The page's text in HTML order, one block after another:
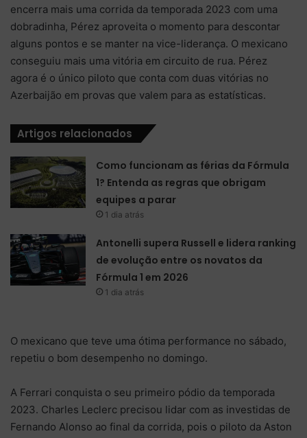
encerra mais uma corrida da temporada 2023 com uma
dobradinha, Pérez aproveita o momento para descontar
alguns pontos e se manter na vice-liderança. O mexicano
conseguiu mais uma vitória em circuito de rua. Pérez
agora é o único piloto que conta com duas vitórias no
Azerbaijão em provas que valem para as estatísticas.
Artigos relacionados
Como funcionam as férias da Fórmula
1? Entenda as regras que obrigam
equipes a parar
1 dia atrás
Antonelli supera Russell e lidera ranking
de evolução entre os novatos da
Fórmula 1 em 2026
1 dia atrás
O mexicano que teve uma ótima performance no sábado,
repetiu o bom desempenho no domingo.
A Ferrari conquista o seu primeiro pódio da temporada
2023. Charles Leclerc precisou lidar com as investidas de
Fernando Alonso ao final da corrida, pois o piloto da Aston